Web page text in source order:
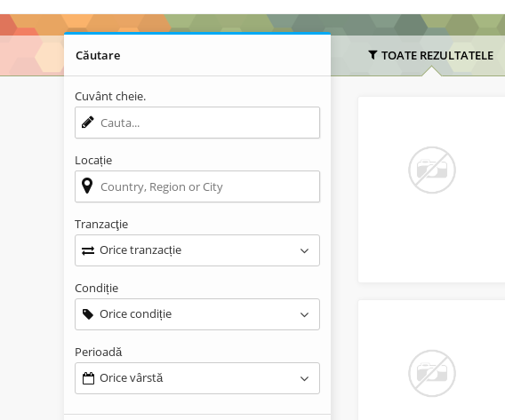
TOATE REZULTATELE
Căutare
Cuvânt cheie.
Locație
Tranzacţie
Orice tranzacție
Condiție
Orice condiție
Perioadă
Orice vârstă